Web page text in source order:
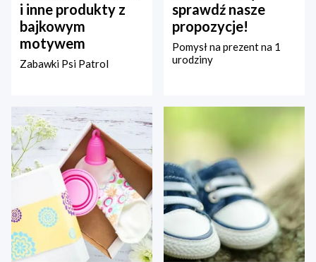
i inne produkty z
bajkowym
motywem
Zabawki Psi Patrol
sprawdź nasze
propozycje!
Pomysł na prezent na 1
urodziny